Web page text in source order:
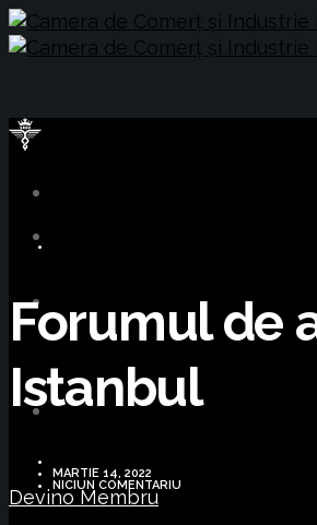
Devino Membru
Forumul de
Istanbul
MARTIE 14, 2022
NICIUN COMENTARIU